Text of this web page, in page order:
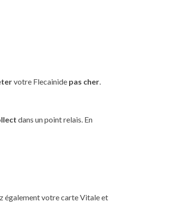
votre Flecainide pas cher.
dans un point relais. En
également votre carte Vitale et